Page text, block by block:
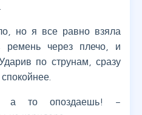
но я все равно взяла
ремень через плечо, и
по струнам, сразу
а то опоздаешь! –